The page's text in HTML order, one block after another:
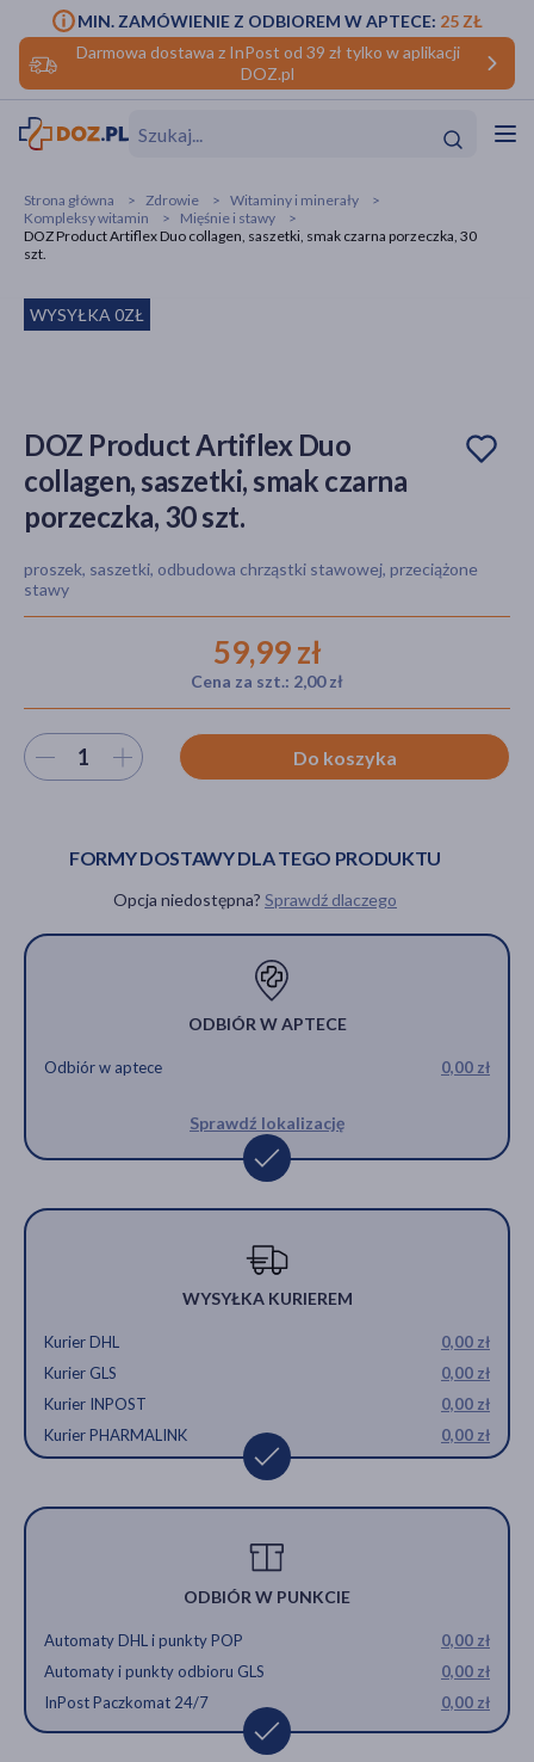
Darmowa dostawa z InPost od 39 zł tylko w aplikacji
DOZ.pl
MIN. ZAMÓWIENIE Z ODBIOREM W APTECE: 25 ZŁ
Strona główna Zdrowie
Witaminy i minerały
Kompleksy witamin
Mięśnie i stawy
DOZ Product Artiflex Duo collagen, saszetki, smak czarna porzeczka, 30
szt.
WYSYŁKA 0ZŁ
DOZ Product Artiflex Duo
collagen, saszetki, smak czarna
porzeczka, 30 szt.
proszek, saszetki, odbudowa chrząstki stawowej, przeciążone
stawy
59,99 zł
Cena za szt.: 2,00 zł
Wybierz ilość Do koszyka
FORMY DOSTAWY DLA TEGO PRODUKTU
Opcja niedostępna? Sprawdź dlaczego
ODBIÓR W APTECE
Odbiór w aptece 0,00 zł
Sprawdź lokalizację
WYSYŁKA KURIEREM
Kurier DHL
0,00 zł
Kurier GLS
0,00 zł
Kurier INPOST
0,00 zł
Kurier PHARMALINK
0,00 zł
ODBIÓR W PUNKCIE
Automaty DHL i punkty POP
0,00 zł
Automaty i punkty odbioru GLS
0,00 zł
InPost Paczkomat 24/7
0,00 zł